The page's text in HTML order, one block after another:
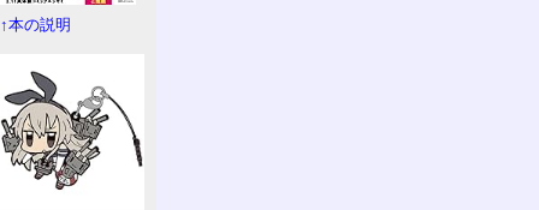
↑本の説明